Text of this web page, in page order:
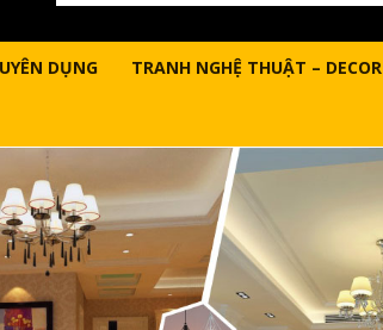
DỤNG TRANH NGHỆ THUẬT – DECOR